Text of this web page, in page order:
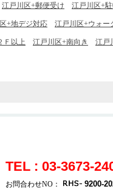
江戸川区+郵便受け 江戸川区+
+地デジ対応 江戸川区+ウォー
Ｆ以上 江戸川区+南向き 江戸
TEL : 03-3673-
お問合わせNO： 9200-